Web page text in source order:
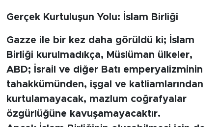
Gerçek Kurtuluşun Yolu: İslam Birliği
Gazze ile bir kez daha görüldü ki; İslam
Birliği kurulmadıkça, Müslüman ülkeler,
ABD; İsrail ve diğer Batı emperyalizminin
tahakkümünden, işgal ve katliamlarından
kurtulamayacak, mazlum coğrafyalar
özgürlüğüne kavuşamayacaktır.